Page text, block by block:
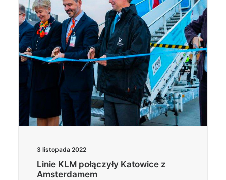
3 listopada 2022
Linie KLM połączyły Katowice z
Amsterdamem